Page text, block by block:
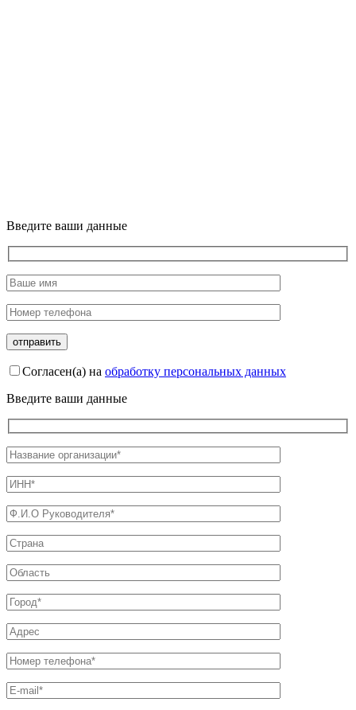
Введите ваши данные
Согласен(а) на обработку персональных данных
Введите ваши данные